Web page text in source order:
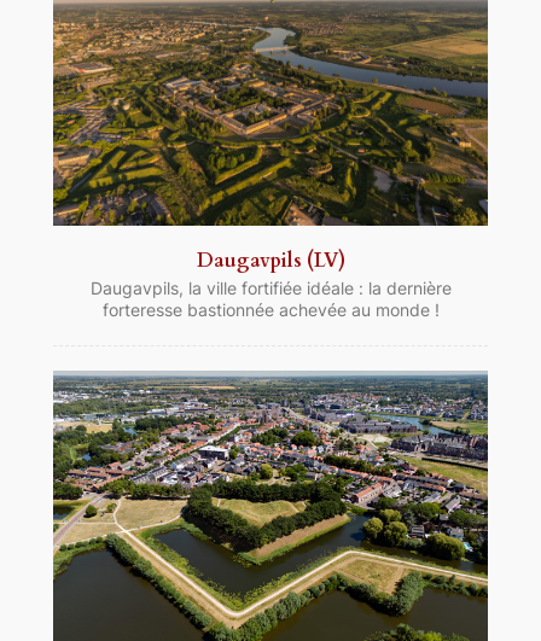
Daugavpils (LV)
Daugavpils, la ville fortifiée idéale : la dernière
forteresse bastionnée achevée au monde !